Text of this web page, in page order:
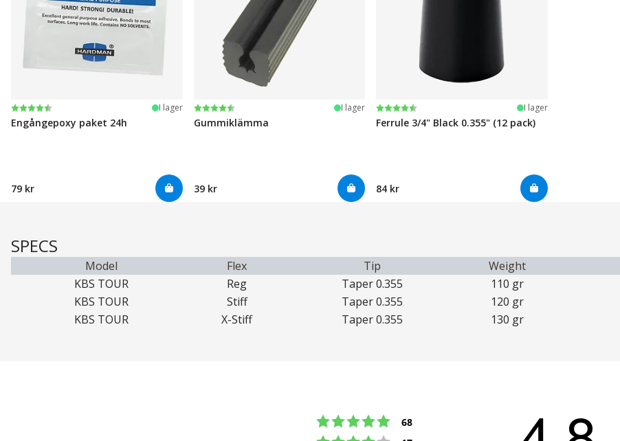
Betyg:
4.6 utav 5 stjärnor I lager
Engångepoxy paket 24h
79 kr
Betyg:
4.6 utav 5 stjärnor I lager
Gummiklämma
39 kr
Betyg:
4.7 utav 5 stjärnor I lager
Ferrule 3/4" Black 0.355" (12 pack)
84 kr
SPECS
Model Flex Tip Weight
KBS TOUR
Reg Taper 0.355 110 gr
KBS TOUR
Stiff Taper 0.355 120 gr
KBS TOUR
X-Stiff Taper 0.355 130 gr
Betyg: 5 utav 5 stjärnor
68